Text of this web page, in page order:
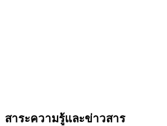
สาระความรู้และข่าวสาร